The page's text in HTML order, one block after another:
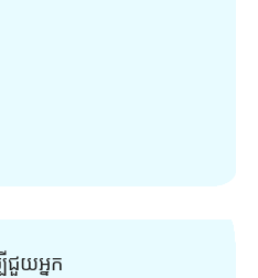
ជួយ​អ្នក